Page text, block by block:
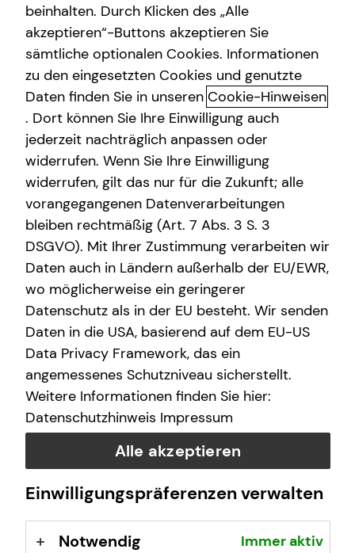
Dein tecis Finanzpodcast
Das Wissen rund um das Thema Finanzen hat großen
Einfluss auf unsere Lebensqualität. Der tecis-
Finanzpodcast leistet einen Beitrag Wissenslücken rund
um Finanzen zu schließen. So kannst du dein
Finanzwissen aufbauen und erweitern, um mitzureden
und konkrete finanzielle Entscheidungen selbstbestimmt
treffen zu können.
Investment. Immobilien. Wirtschaft. ETF.
Inspiration.
Spotify
beinhalten. Durch Klicken des „Alle
akzeptieren“-Buttons akzeptieren Sie
sämtliche optionalen Cookies. Informationen
zu den eingesetzten Cookies und genutzte
Daten finden Sie in unseren Cookie-Hinweisen
. Dort können Sie Ihre Einwilligung auch
jederzeit nachträglich anpassen oder
widerrufen. Wenn Sie Ihre Einwilligung
widerrufen, gilt das nur für die Zukunft; alle
vorangegangenen Datenverarbeitungen
bleiben rechtmäßig (Art. 7 Abs. 3 S. 3
DSGVO). Mit Ihrer Zustimmung verarbeiten wir
Daten auch in Ländern außerhalb der EU/EWR,
wo möglicherweise ein geringerer
Datenschutz als in der EU besteht. Wir senden
Daten in die USA, basierend auf dem EU-US
Data Privacy Framework, das ein
angemessenes Schutzniveau sicherstellt.
Weitere Informationen finden Sie hier:
Datenschutzhinweis Impressum
Alle akzeptieren
Einwilligungspräferenzen verwalten
Notwendig Immer aktiv